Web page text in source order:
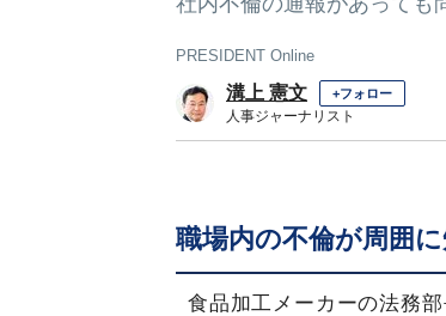
PRESIDENT Online
溝上 憲文 +フォロー
人事ジャーナリスト
職場内の不倫が周囲
食品加工メーカーの法務部